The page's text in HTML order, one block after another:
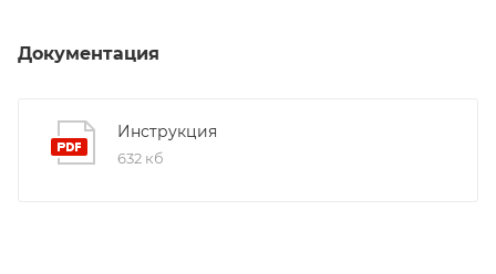
Документация
Инструкция
632 кб